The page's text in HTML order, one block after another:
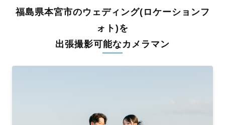
料金は全国どこでも一律。わかりやすく安心の価格設定です。オ
リジナルの研修と厳正な審査に合格し、撮影技術やホスピタリテ
ィを身につけたプロのカメラマンが全国47都道府県に在籍してい
ます。創業10年のノウハウを活かし、思い出に残る素敵な撮影体
に。きっと「こんな写真を撮ってほしかった！」と思える一枚に
福島県本宮市のウェディング(ロケーションフ
ォト)を
出張撮影可能なカメラマン